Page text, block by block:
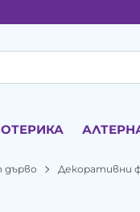
дърво Декоративни